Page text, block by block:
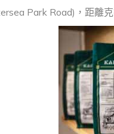
Park Road)，距離